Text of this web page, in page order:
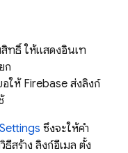
สิทธิ์ ให้แสดงอินเท
ก
อให้ Firebase ส่งลิงก์
ซึ่งจะให้คำ
สร้าง ลิงก์อีเมล ตั้ง